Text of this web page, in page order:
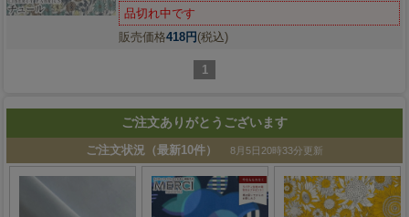
品切れ中です
販売価格418円 (税込)
1
ご注文ありがとうございます